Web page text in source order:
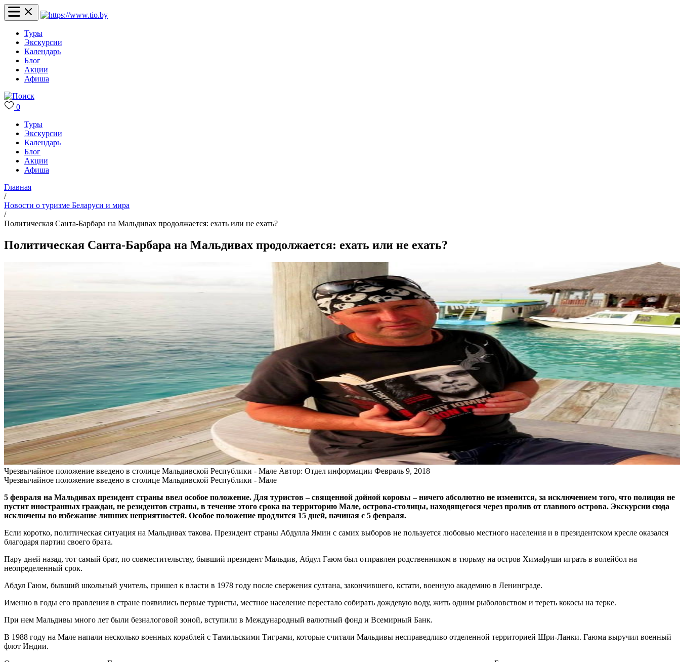
Туры
Экскурсии
Календарь
Блог
Акции
Афиша
0
Туры
Экскурсии
Календарь
Блог
Акции
Афиша
Главная
/
Новости о туризме Беларуси и мира
/
Политическая Санта-Барбара на Мальдивах продолжается: ехать или не ехать?
Политическая Санта-Барбара на Мальдивах продолжается: ехать или не ехать?
Чрезвычайное положение введено в столице Мальдивской Республики - Мале Автор: Отдел информации Февраль 9, 2018
Чрезвычайное положение введено в столице Мальдивской Республики - Мале
5 февраля на Мальдивах президент страны ввел особое положение. Для туристов – священной дойной коровы – ничего абсолютно не изменится, за исключением того, что полиция не
пустит иностранных граждан, не резидентов страны, в течение этого срока на территорию Мале, острова-столицы, находящегося через пролив от главного острова. Экскурсии сюда
исключены во избежание лишних неприятностей. Особое положение продлится 15 дней, начиная с 5 февраля.
Если коротко, политическая ситуация на Мальдивах такова. Президент страны Абдулла Ямин с самих выборов не пользуется любовью местного населения и в президентском кресле оказался
благодаря партии своего брата.
Пару дней назад, тот самый брат, по совместительству, бывший президент Мальдив, Абдул Гаюм был отправлен родственником в тюрьму на остров Химафуши играть в волейбол на
неопределенный срок.
Абдул Гаюм, бывший школьный учитель, пришел к власти в 1978 году после свержения султана, закончившего, кстати, военную академию в Ленинграде.
Именно в годы его правления в стране появились первые туристы, местное население перестало собирать дождевую воду, жить одним рыболовством и тереть кокосы на терке.
При нем Мальдивы много лет были безналоговой зоной, вступили в Международный валютный фонд и Всемирный Банк.
В 1988 году на Мале напали несколько военных кораблей с Тамильскими Тиграми, которые считали Мальдивы несправедливо отделенной территорией Шри-Ланки. Гаюма выручил военный
флот Индии.